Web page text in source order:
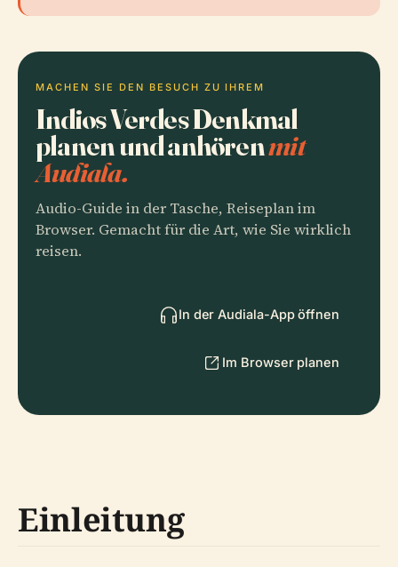
MACHEN SIE DEN BESUCH ZU IHREM
Indios Verdes Denkmal
planen und anhörenmit
Audiala.
Audio-Guide in der Tasche, Reiseplan im
Browser. Gemacht für die Art, wie Sie wirklich
reisen.
In der Audiala-App öffnen
Im Browser planen
Einleitung